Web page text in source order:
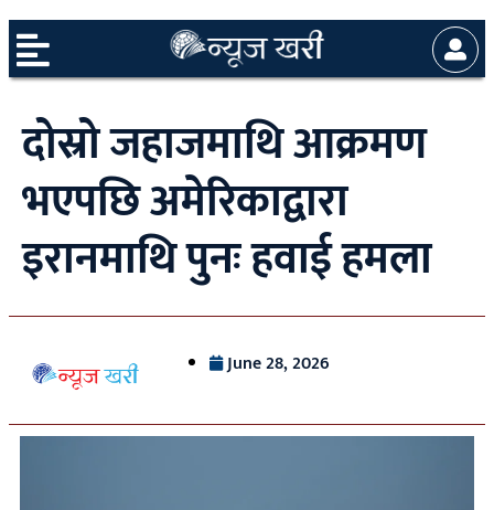
दोस्रो जहाजमाथि आक्रमण
भएपछि अमेरिकाद्वारा
इरानमाथि पुनः हवाई हमला
June 28, 2026